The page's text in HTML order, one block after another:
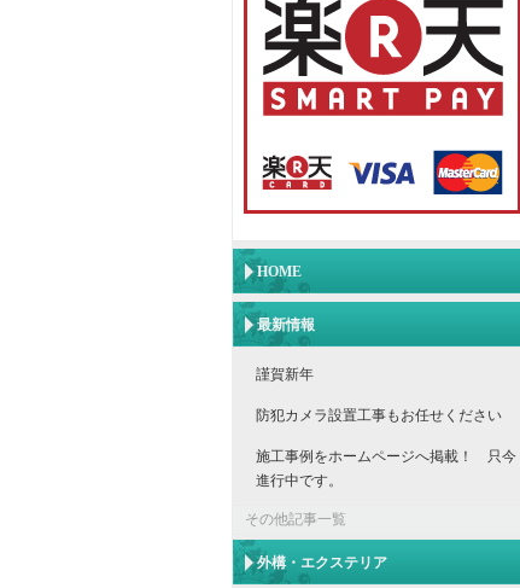
HOME
最新情報
謹賀新年
防犯カメラ設置工事もお任せください
施工事例をホームページへ掲載！ 只今
進行中です。
その他記事一覧
外構・エクステリア